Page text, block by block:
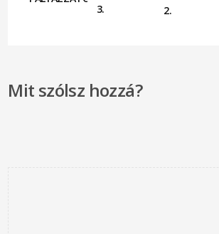
3.
2.
Mit szólsz hozzá?